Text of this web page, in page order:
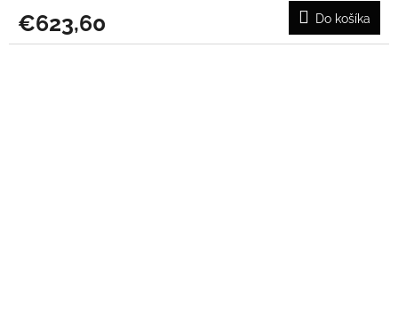
€623,60 Do košíka